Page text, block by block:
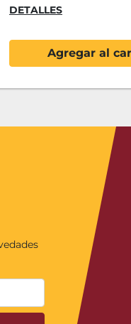
DETALLES
Agregar al